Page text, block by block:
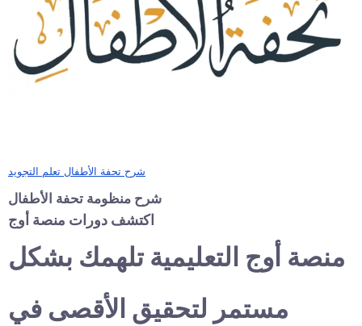
شرح تحفة الأطفال تعلم التجويد
شرح منظومة تحفة الأطفال
اكتشف دورات منصة أوج
منصة أوج التعليمية تلهمك بشكل
مستمر لتحقيق الأقصى في